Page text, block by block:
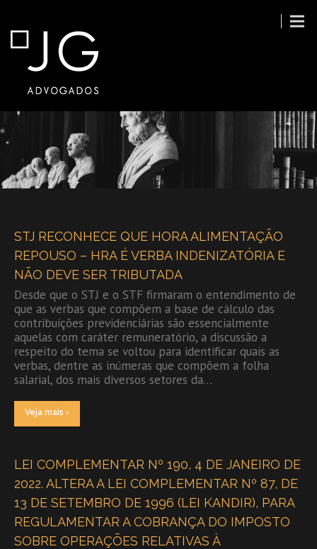
STJ RECONHECE QUE HORA ALIMENTAÇÃO
REPOUSO – HRA É VERBA INDENIZATÓRIA E
NÃO DEVE SER TRIBUTADA
Desde que o STJ e o STF firmaram o entendimento de
que as verbas que compõem a base de cálculo das
contribuições previdenciárias são essencialmente
aquelas com caráter remuneratório, a discussão a
respeito do tema se voltou para identificar quais as
verbas, dentre as inúmeras que compõem a folha
salarial, dos mais diversos setores da…
Veja mais ›
LEI COMPLEMENTAR Nº 190, 4 DE JANEIRO DE
2022. ALTERA A LEI COMPLEMENTAR Nº 87, DE
13 DE SETEMBRO DE 1996 (LEI KANDIR), PARA
REGULAMENTAR A COBRANÇA DO IMPOSTO
SOBRE OPERAÇÕES RELATIVAS À